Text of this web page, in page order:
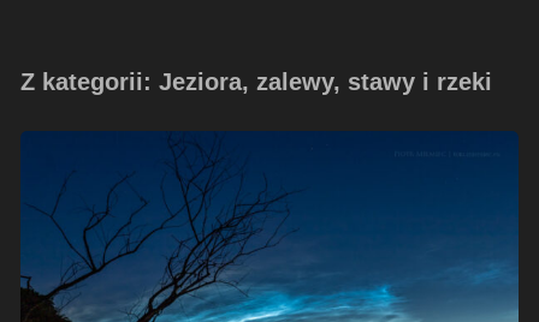
Z kategorii: Jeziora, zalewy, stawy i rzeki
obłoki
srebrzyste